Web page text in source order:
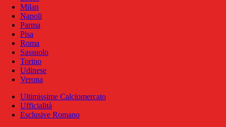
Milan
Napoli
Parma
Pisa
Roma
Sassuolo
Torino
Udinese
Verona
Ultimissime Calciomercato
Ufficialità
Esclusive Romano